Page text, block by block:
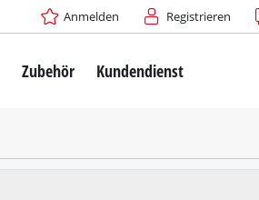
Anmelden Registrieren
Zubehör Kundendienst